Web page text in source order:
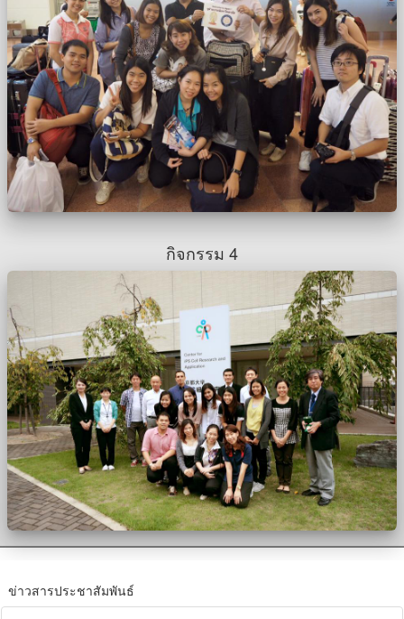
กิจกรรม 4
ข่าวสารประชาสัมพันธ์